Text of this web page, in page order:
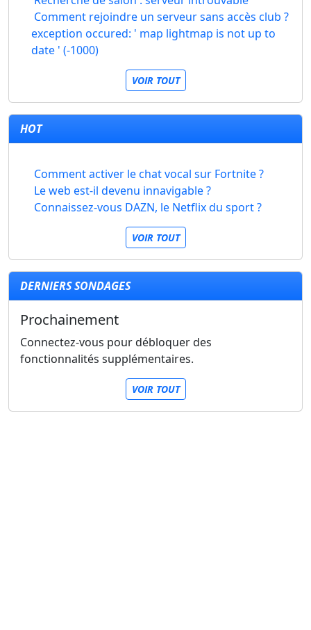
Comment rejoindre un serveur sans accès club ?
exception occured: ' map lightmap is not up to
date ' (-1000)
VOIR TOUT
HOT
Comment activer le chat vocal sur Fortnite ?
Le web est-il devenu innavigable ?
Connaissez-vous DAZN, le Netflix du sport ?
VOIR TOUT
DERNIERS SONDAGES
Prochainement
Connectez-vous pour débloquer des
fonctionnalités supplémentaires.
VOIR TOUT